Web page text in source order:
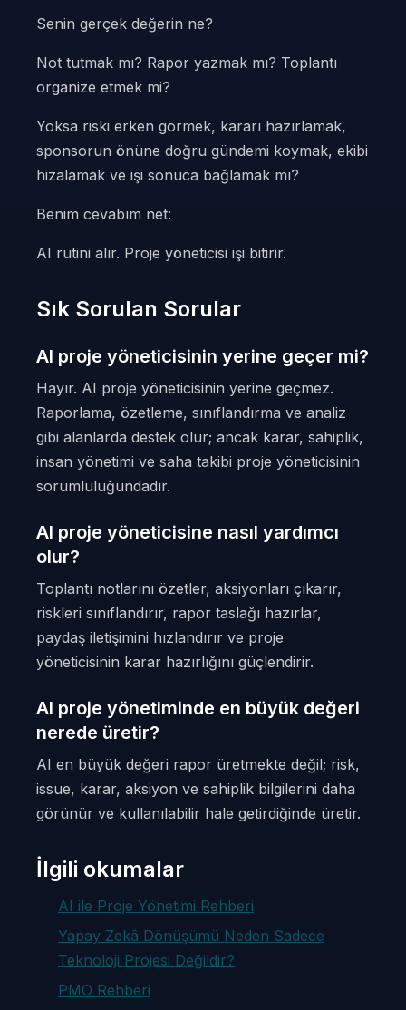
Senin gerçek değerin ne?
Not tutmak mı? Rapor yazmak mı? Toplantı
organize etmek mi?
Yoksa riski erken görmek, kararı hazırlamak,
sponsorun önüne doğru gündemi koymak, ekibi
hizalamak ve işi sonuca bağlamak mı?
Benim cevabım net:
AI rutini alır. Proje yöneticisi işi bitirir.
Sık Sorulan Sorular
AI proje yöneticisinin yerine geçer mi?
Hayır. AI proje yöneticisinin yerine geçmez.
Raporlama, özetleme, sınıflandırma ve analiz
gibi alanlarda destek olur; ancak karar, sahiplik,
insan yönetimi ve saha takibi proje yöneticisinin
sorumluluğundadır.
AI proje yöneticisine nasıl yardımcı
olur?
Toplantı notlarını özetler, aksiyonları çıkarır,
riskleri sınıflandırır, rapor taslağı hazırlar,
paydaş iletişimini hızlandırır ve proje
yöneticisinin karar hazırlığını güçlendirir.
AI proje yönetiminde en büyük değeri
nerede üretir?
AI en büyük değeri rapor üretmekte değil; risk,
issue, karar, aksiyon ve sahiplik bilgilerini daha
görünür ve kullanılabilir hale getirdiğinde üretir.
İlgili okumalar
AI ile Proje Yönetimi Rehberi
Yapay Zekâ Dönüşümü Neden Sadece
Teknoloji Projesi Değildir?
PMO Rehberi